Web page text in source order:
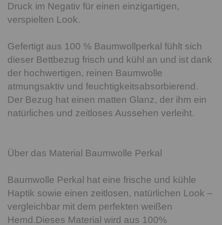
Druck im Negativ für einen einzigartigen,
verspielten Look.
Gefertigt aus 100 % Baumwollperkal fühlt sich
dieser Bettbezug frisch und kühl an und ist dank
der hochwertigen, reinen Baumwolle
atmungsaktiv und feuchtigkeitsabsorbierend.
Der Bezug hat einen matten Glanz, der ihm ein
natürliches und zeitloses Aussehen verleiht.
Über das Material Baumwolle Perkal
Baumwolle Perkal hat eine frische und kühle
Haptik sowie einen zeitlosen, natürlichen Look –
vergleichbar mit dem perfekten weißen
Hemd.Dieses Material wird aus 100%